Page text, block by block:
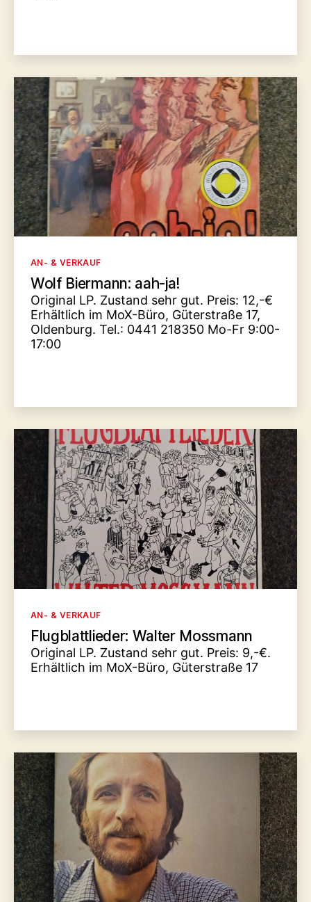
Kategorien
AN- & VERKAUF
Wolf Biermann: aah-ja!
Original LP. Zustand sehr gut. Preis: 12,-€
Erhältlich im MoX-Büro, Güterstraße 17,
Oldenburg. Tel.: 0441 218350 Mo-Fr 9:00-
17:00
Kategorien
AN- & VERKAUF
Flugblattlieder: Walter Mossmann
Original LP. Zustand sehr gut. Preis: 9,-€.
Erhältlich im MoX-Büro, Güterstraße 17